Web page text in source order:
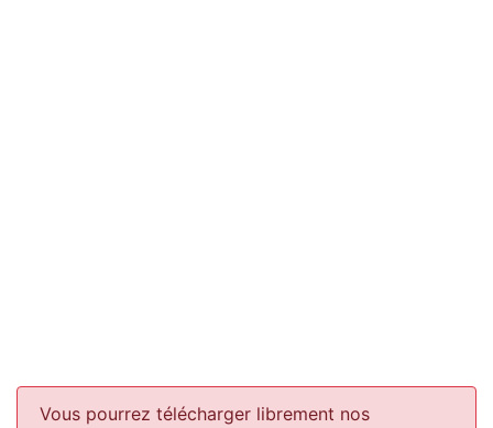
Vous pourrez télécharger librement nos